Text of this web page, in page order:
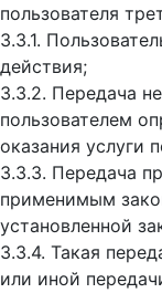
пользователя
3.3.1.
действия;
3.3.2. Передача
пользователем
оказания услуги
3.3.3. Передача
применимым
установленной
3.3.4. Такая
или иной